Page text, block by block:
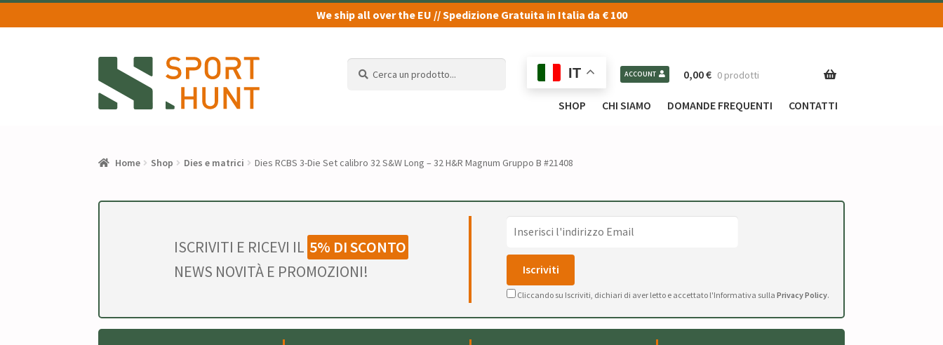
We ship all over the EU // Spedizione Gratuita in Italia da € 100
alla
navigazione
al
contenuto
IT ACCOUNT 0,00€ 0 prodotti
SHOP CHI SIAMO DOMANDE FREQUENTI CONTATTI
Home Shop Dies e matrici Dies RCBS 3-Die Set calibro 32 S&W Long – 32 H&R Magnum Gruppo B #21408
ISCRIVITI E RICEVI IL 5% DI SCONTO
NEWS NOVITÀ E PROMOZIONI!
Cliccando su Iscriviti, dichiari di aver letto e accettato l'Informativa sulla Privacy Policy.